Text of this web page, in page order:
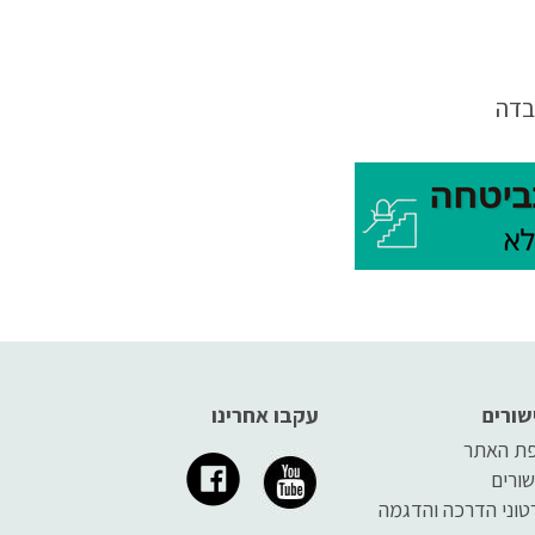
עקבו אחרינו
האתר
הדרכה והדגמה